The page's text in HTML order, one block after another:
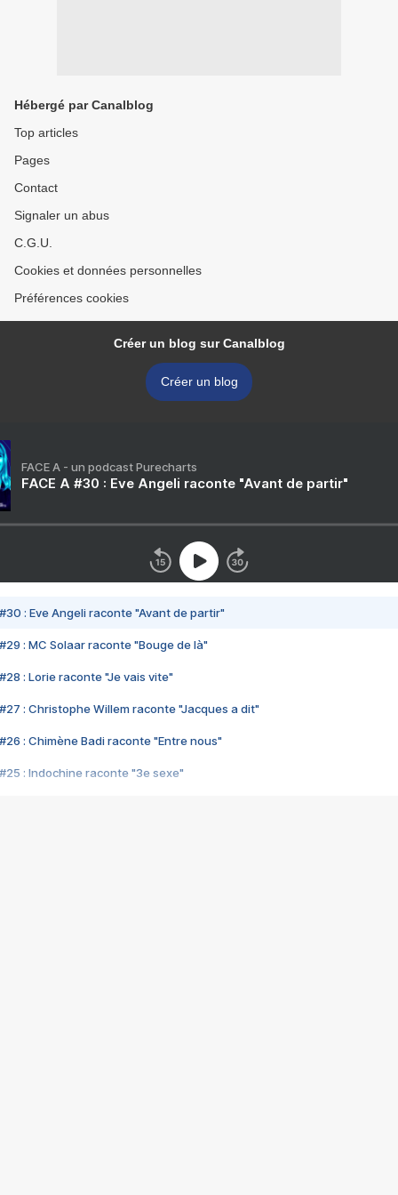
Hébergé par Canalblog
Top articles
Pages
Contact
Signaler un abus
C.G.U.
Cookies et données personnelles
Préférences cookies
Créer un blog sur Canalblog
Créer un blog
FACE A - un podcast Purecharts
FACE A #30 : Eve Angeli raconte "Avant de partir"
#30 : Eve Angeli raconte "Avant de partir"
#29 : MC Solaar raconte "Bouge de là"
#28 : Lorie raconte "Je vais vite"
#27 : Christophe Willem raconte "Jacques a dit"
#26 : Chimène Badi raconte "Entre nous"
#25 : Indochine raconte "3e sexe"